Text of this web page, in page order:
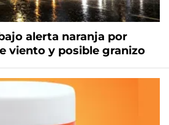
alerta naranja por
viento y posible granizo